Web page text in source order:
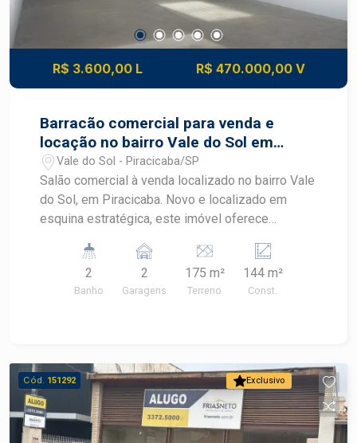
R$ 3.600,00 L R$ 470.000,00 V
Barracão comercial para venda e
locação no bairro Vale do Sol em
Piracicaba
Vale do Sol - Piracicaba/SP
Salão comercial à venda localizado no bairro Vale
do Sol, em Piracicaba. Novo e localizado em
esquina estratégica, este imóvel oferece
estrutura moderna, sendo uma excelente
oportunidade para empresas que buscam
praticidade e destaque em uma região em
acabado - Cozinha com piso, revestimento,
gabinete e pia - 2 banheiros com pia e box em
vidro - Piso em cimento queimado no salão - 2
vagas de recuo para estacionamento - Área
2
Banho
2
Garagens
175 m²
Terreno
144 m²
Const.
Exclusivo
Cód. 151292